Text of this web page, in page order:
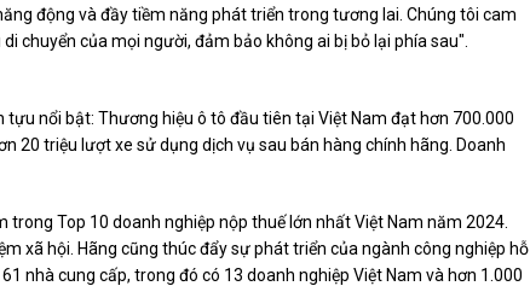
động và đầy tiềm năng phát triển trong tương lai. Chúng tôi cam
chuyển của mọi người, đảm bảo không ai bị bỏ lại phía sau".
nổi bật: Thương hiệu ô tô đầu tiên tại Việt Nam đạt hơn 700.000
20 triệu lượt xe sử dụng dịch vụ sau bán hàng chính hãng. Doanh
Top 10 doanh nghiệp nộp thuế lớn nhất Việt Nam năm 2024.
xã hội. Hãng cũng thúc đẩy sự phát triển của ngành công nghiệp hỗ
nhà cung cấp, trong đó có 13 doanh nghiệp Việt Nam và hơn 1.000